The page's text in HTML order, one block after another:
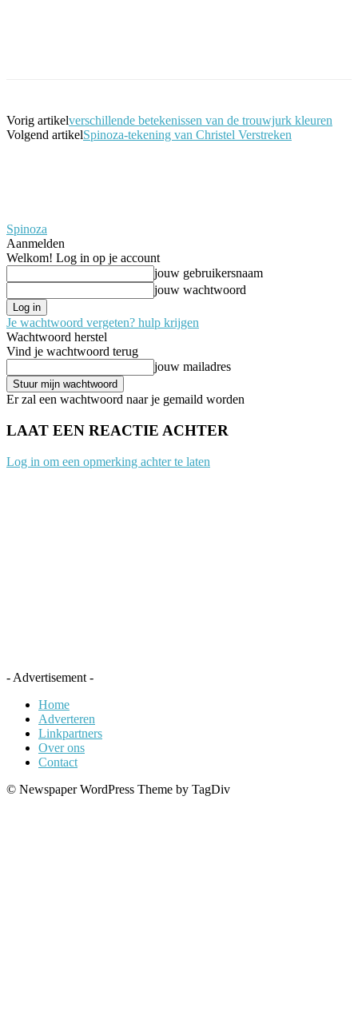
Vorig artikelverschillende betekenissen van de trouwjurk kleuren
Volgend artikelSpinoza-tekening van Christel Verstreken
Spinoza
Aanmelden
Welkom! Log in op je account
jouw gebruikersnaam
jouw wachtwoord
Je wachtwoord vergeten? hulp krijgen
Wachtwoord herstel
Vind je wachtwoord terug
jouw mailadres
Er zal een wachtwoord naar je gemaild worden
LAAT EEN REACTIE ACHTER
Log in om een opmerking achter te laten
- Advertisement -
Home
Adverteren
Linkpartners
Over ons
Contact
© Newspaper WordPress Theme by TagDiv